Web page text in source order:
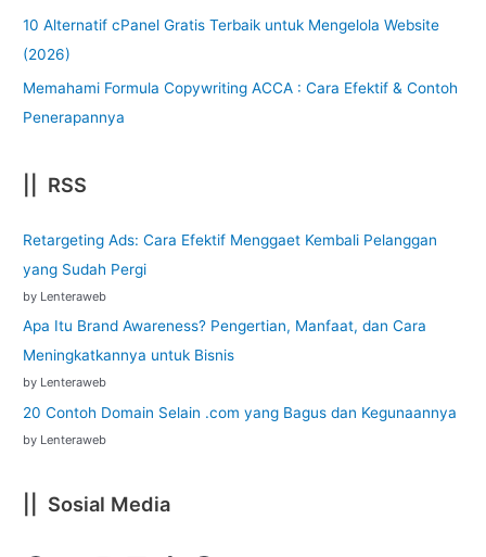
10 Alternatif cPanel Gratis Terbaik untuk Mengelola Website
(2026)
Memahami Formula Copywriting ACCA : Cara Efektif & Contoh
Penerapannya
|| RSS
Retargeting Ads: Cara Efektif Menggaet Kembali Pelanggan
yang Sudah Pergi
by Lenteraweb
Apa Itu Brand Awareness? Pengertian, Manfaat, dan Cara
Meningkatkannya untuk Bisnis
by Lenteraweb
20 Contoh Domain Selain .com yang Bagus dan Kegunaannya
by Lenteraweb
|| Sosial Media